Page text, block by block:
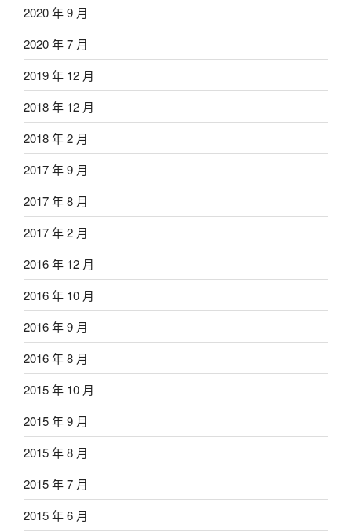
2020 年 9 月
2020 年 7 月
2019 年 12 月
2018 年 12 月
2018 年 2 月
2017 年 9 月
2017 年 8 月
2017 年 2 月
2016 年 12 月
2016 年 10 月
2016 年 9 月
2016 年 8 月
2015 年 10 月
2015 年 9 月
2015 年 8 月
2015 年 7 月
2015 年 6 月